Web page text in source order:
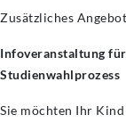
Zusätzliches
Infoveranstaltung
Studienwahlprozess
Sie möchten Ihr